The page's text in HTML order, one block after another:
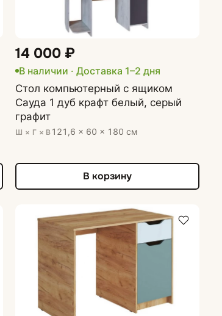
14 000 ₽
В наличии · Доставка 1–2 дня
Стол компьютерный с ящиком
Сауда 1 дуб крафт белый, серый
графит
Ш × Г × В 121,6 × 60 × 180 см
В корзину